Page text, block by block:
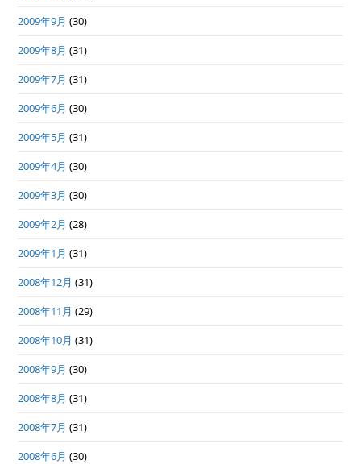
2009年9月 (30)
2009年8月 (31)
2009年7月 (31)
2009年6月 (30)
2009年5月 (31)
2009年4月 (30)
2009年3月 (30)
2009年2月 (28)
2009年1月 (31)
2008年12月 (31)
2008年11月 (29)
2008年10月 (31)
2008年9月 (30)
2008年8月 (31)
2008年7月 (31)
2008年6月 (30)